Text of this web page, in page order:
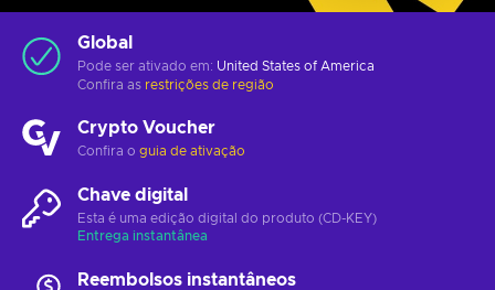
Global
Pode ser ativado em: United States of America
Confira as restrições de região
Crypto Voucher
Confira o guia de ativação
Chave digital
Esta é uma edição digital do produto (CD-KEY)
Entrega instantânea
Reembolsos instantâneos